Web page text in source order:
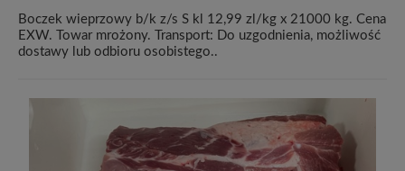
Boczek wieprzowy b/k z/s S kl 12,99 zl/kg x 21000 kg. Cena
EXW. Towar mrożony. Transport: Do uzgodnienia, możliwość
dostawy lub odbioru osobistego..